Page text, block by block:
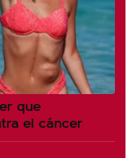
que
el cáncer